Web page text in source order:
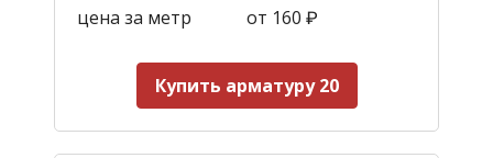
цена за метр
от 160 ₽
Купить арматуру 20